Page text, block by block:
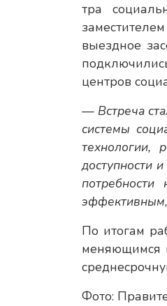
тра
выездное
центров
— Встреча
системы
технологии,
доступности
По итогам
меняющимся
Фото: